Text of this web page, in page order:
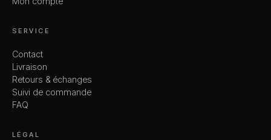
SERVICE
Contact
Livraison
Retours & échanges
Suivi de commande
FAQ
LÉGAL